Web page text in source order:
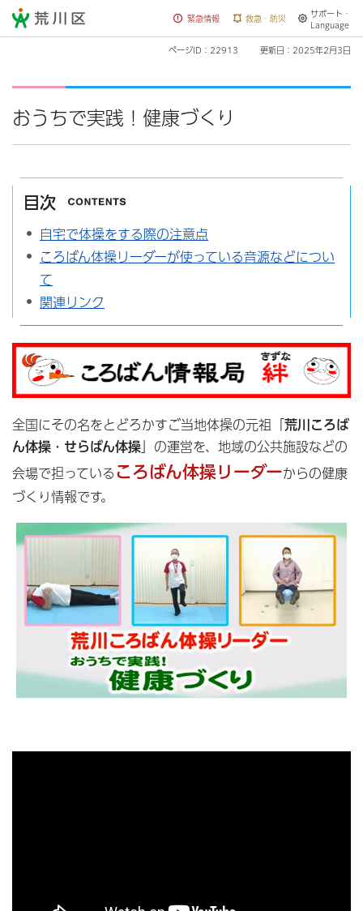
荒川区 緊急情報 救急・防災
サポート・
Language
ページID：22913 更新日：2025年2月3日
おうちで実践！健康づくり
目次
自宅で体操をする際の注意点
ころばん体操リーダーが使っている音源などについ
て
関連リンク
全国にその名をとどろかすご当地体操の元祖「 荒川ころば
ん体操・せらばん体操 」の運営を、地域の公共施設などの
会場で担っている ころばん体操リーダーからの健康
づくり情報です。